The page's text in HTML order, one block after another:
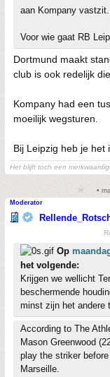
aan Kompany
Voor wie gaat RB
Dortmund maakt
club is ook redelijk
Kompany had een
moeilijk wegsturen.
Bij Leipzig heb je het
Het blijft toch een
•
Moderator
Op
het volgende:
Krijgen we wellicht
beschermende
minst zijn het andere
According to The
Mason Greenwood
play the striker
Marseille.